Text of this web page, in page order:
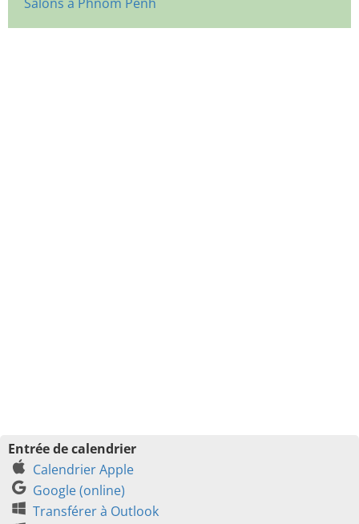
Entrée de calendrier
Calendrier Apple
Google (online)
Transférer à Outlook